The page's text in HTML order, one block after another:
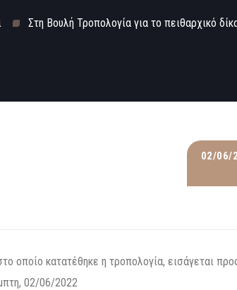
Στη Βουλή Τροπολογία για το πειθαρχικό
02/06/
οποίο κατατέθηκε η τροπολογία, εισάγεται
02/06/2022